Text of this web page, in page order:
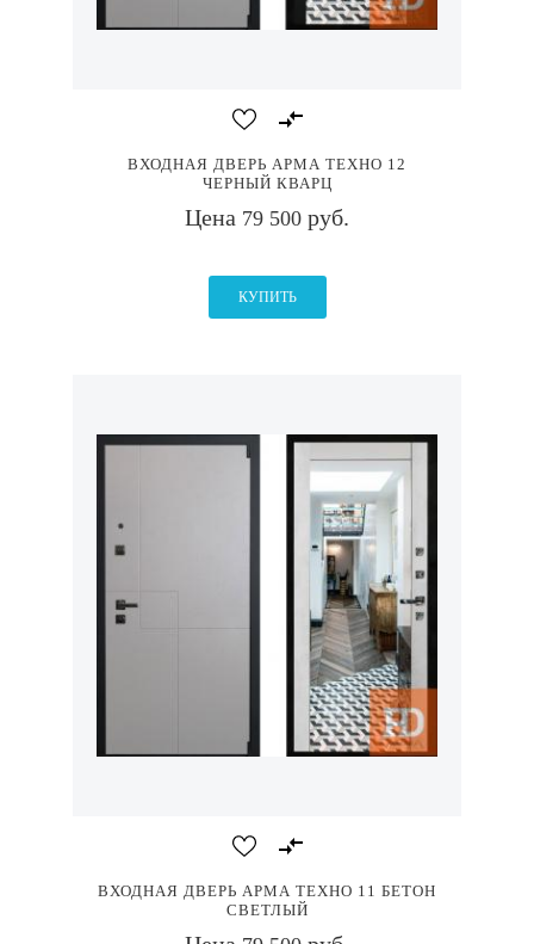
ВХОДНАЯ ДВЕРЬ АРМА ТЕХНО 12
ЧЕРНЫЙ КВАРЦ
Цена 79 500 руб.
КУПИТЬ
ВХОДНАЯ ДВЕРЬ АРМА ТЕХНО 11 БЕТОН
СВЕТЛЫЙ